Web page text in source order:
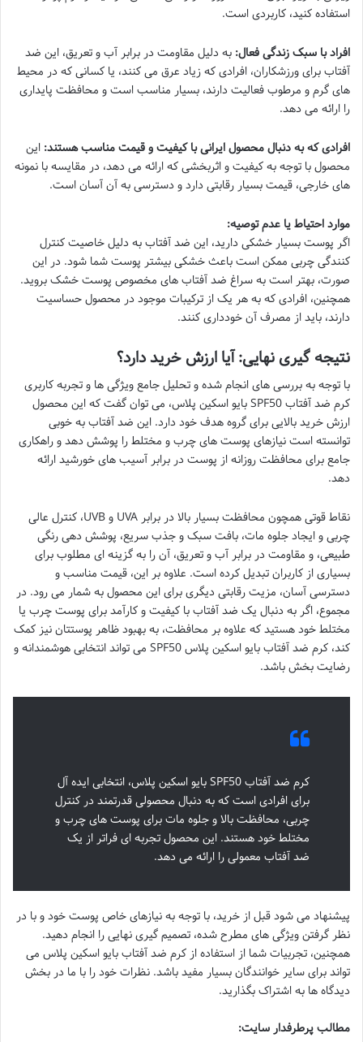
استفاده کنید، کاربردی است.
افراد با سبک زندگی فعال: به دلیل مقاومت در برابر آب و تعریق، این ضد
آفتاب برای ورزشکاران، افرادی که زیاد عرق می کنند، یا کسانی که در محیط
های گرم و مرطوب فعالیت دارند، بسیار مناسب است و محافظت پایداری
را ارائه می دهد.
افرادی که به دنبال محصول ایرانی با کیفیت و قیمت مناسب هستند: این
محصول با توجه به کیفیت و اثربخشی که ارائه می دهد، در مقایسه با نمونه
های خارجی، قیمت بسیار رقابتی دارد و دسترسی به آن آسان است.
موارد احتیاط یا عدم توصیه:
اگر پوست بسیار خشکی دارید، این ضد آفتاب به دلیل خاصیت کنترل
کنندگی چربی ممکن است باعث خشکی بیشتر پوست شما شود. در این
صورت، بهتر است به سراغ ضد آفتاب های مخصوص پوست خشک بروید.
همچنین، افرادی که به هر یک از ترکیبات موجود در محصول حساسیت
دارند، باید از مصرف آن خودداری کنند.
نتیجه گیری نهایی: آیا ارزش خرید دارد؟
با توجه به بررسی های انجام شده و تحلیل جامع ویژگی ها و تجربه کاربری
کرم ضد آفتاب SPF50 بایو اسکین پلاس، می توان گفت که این محصول
ارزش خرید بالایی برای گروه هدف خود دارد. این ضد آفتاب به خوبی
توانسته است نیازهای پوست های چرب و مختلط را پوشش دهد و راهکاری
جامع برای محافظت روزانه از پوست در برابر آسیب های خورشید ارائه
دهد.
نقاط قوتی همچون محافظت بسیار بالا در برابر UVA و UVB، کنترل عالی
چربی و ایجاد جلوه مات، بافت سبک و جذب سریع، پوشش دهی رنگی
طبیعی، و مقاومت در برابر آب و تعریق، آن را به گزینه ای مطلوب برای
بسیاری از کاربران تبدیل کرده است. علاوه بر این، قیمت مناسب و
دسترسی آسان، مزیت رقابتی دیگری برای این محصول به شمار می رود. در
مجموع، اگر به دنبال یک ضد آفتاب با کیفیت و کارآمد برای پوست چرب یا
مختلط خود هستید که علاوه بر محافظت، به بهبود ظاهر پوستتان نیز کمک
کند، کرم ضد آفتاب بایو اسکین پلاس SPF50 می تواند انتخابی هوشمندانه و
رضایت بخش باشد.
کرم ضد آفتاب SPF50 بایو اسکین پلاس، انتخابی ایده آل
برای افرادی است که به دنبال محصولی قدرتمند در کنترل
چربی، محافظت بالا و جلوه مات برای پوست های چرب و
مختلط خود هستند. این محصول تجربه ای فراتر از یک
ضد آفتاب معمولی را ارائه می دهد.
پیشنهاد می شود قبل از خرید، با توجه به نیازهای خاص پوست خود و با در
نظر گرفتن ویژگی های مطرح شده، تصمیم گیری نهایی را انجام دهید.
همچنین، تجربیات شما از استفاده از کرم ضد آفتاب بایو اسکین پلاس می
تواند برای سایر خوانندگان بسیار مفید باشد. نظرات خود را با ما در بخش
دیدگاه ها به اشتراک بگذارید.
مطالب پرطرفدار سایت: